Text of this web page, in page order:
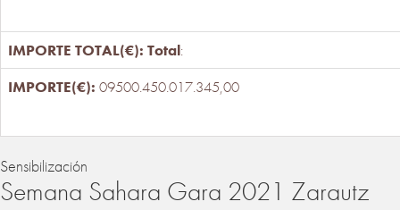
Total:
09500.450.017.345,00
Sensibilización
Semana Sahara Gara 2021 Zarautz